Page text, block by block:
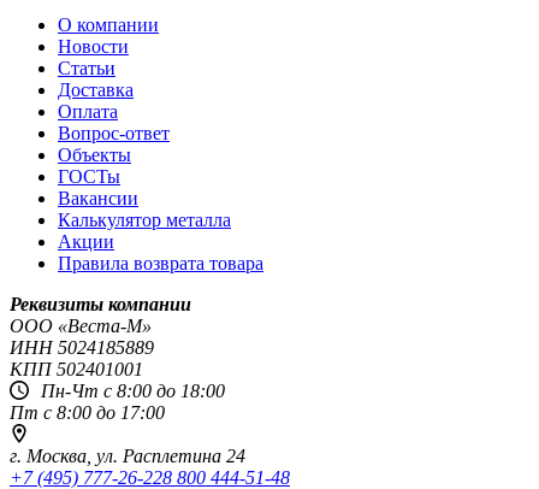
О компании
Новости
Статьи
Доставка
Оплата
Вопрос-ответ
Объекты
ГОСТы
Вакансии
Калькулятор металла
Акции
Правила возврата товара
Реквизиты компании
OOO «Веста-М»
ИНН5024185889
КПП502401001
Пн-Чт с 8:00 до 18:00
Пт с 8:00 до 17:00
г. Москва, ул. Расплетина 24
+7 (495) 777-26-228 800 444-51-48